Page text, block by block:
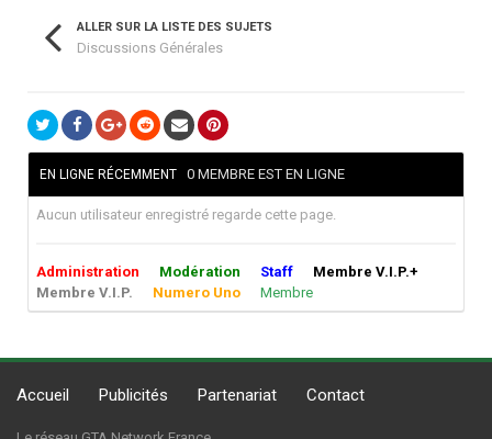
ALLER SUR LA LISTE DES SUJETS
Discussions Générales
EN LIGNE RÉCEMMENT 0 MEMBRE EST EN LIGNE
Aucun utilisateur enregistré regarde cette page.
Administration Modération Staff
Membre V.I.P.+
Membre V.I.P.
Numero Uno Membre
Accueil Publicités Partenariat Contact